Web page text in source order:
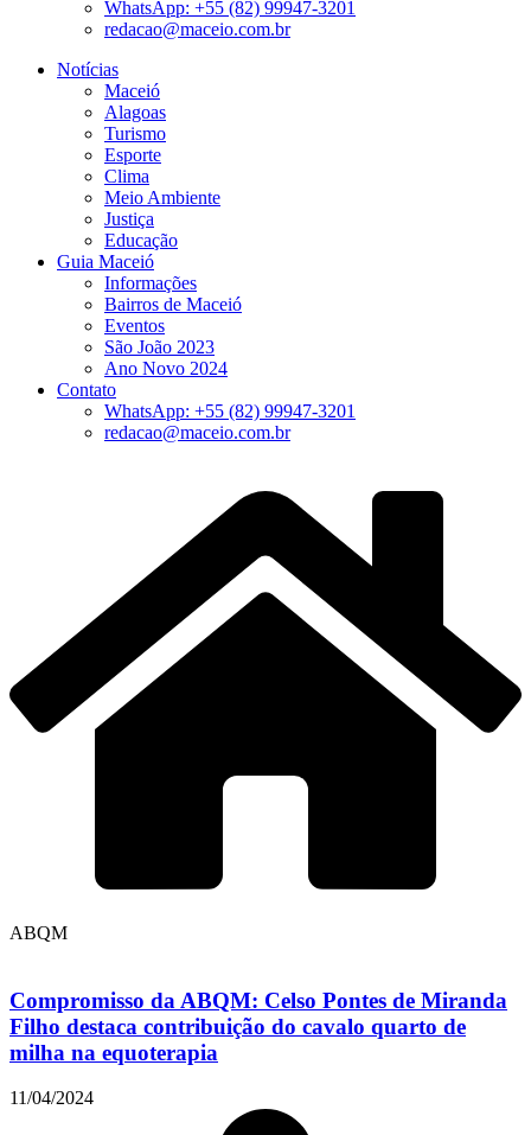
WhatsApp: +55 (82) 99947-3201
redacao@maceio.com.br
Notícias
Maceió
Alagoas
Turismo
Esporte
Clima
Meio Ambiente
Justiça
Educação
Guia Maceió
Informações
Bairros de Maceió
Eventos
São João 2023
Ano Novo 2024
Contato
WhatsApp: +55 (82) 99947-3201
redacao@maceio.com.br
ABQM
Compromisso da ABQM: Celso Pontes de Miranda
Filho destaca contribuição do cavalo quarto de
milha na equoterapia
11/04/2024